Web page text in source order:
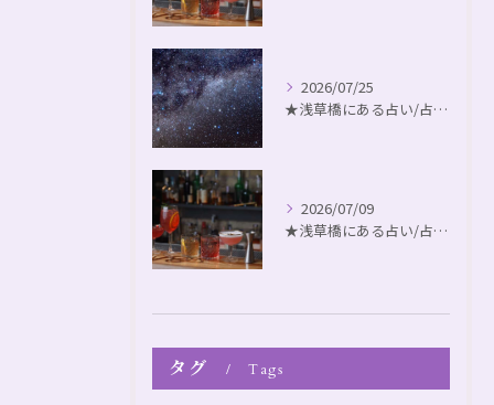
2026/07/25
★浅草橋にある占い/占いbar ◆不思議なアヤカシ猫barトークパート スペシャルゲスト ヴァイオリニスト🎻中川毅
2026/07/09
★浅草橋にある占い/占いbar ◆不思議なアヤカシ猫barトークパート131
タグ Tags